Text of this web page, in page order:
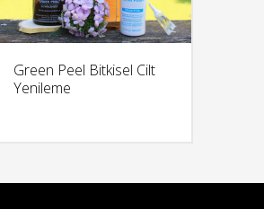
Green Peel Bitkisel Cilt
Yenileme